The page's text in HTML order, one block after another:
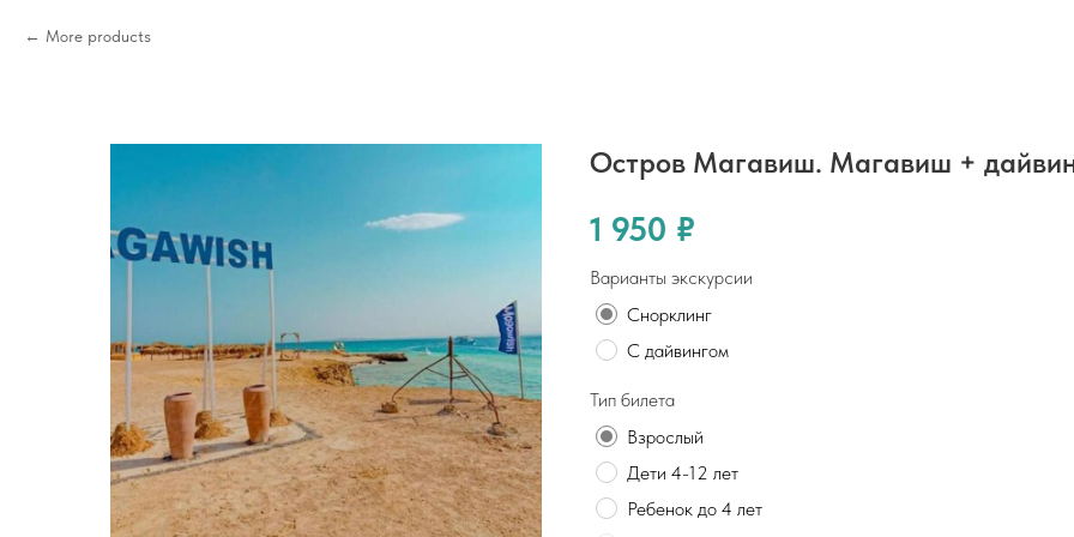
More products
Остров Магавиш. Магавиш +
1 950 ₽
Варианты экскурсии
Снорклинг
С дайвингом
Тип билета
Взрослый
Дети 4-12 лет
Ребенок до 4 лет